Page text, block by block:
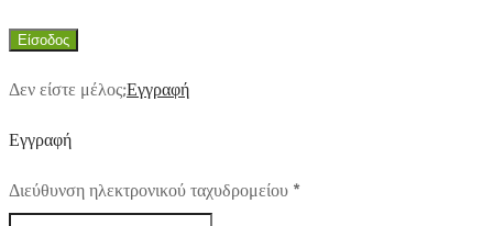
Είσοδος
Δεν είστε μέλος;Εγγραφή
Εγγραφή
Διεύθυνση ηλεκτρονικού ταχυδρομείου *Απαιτούμενο